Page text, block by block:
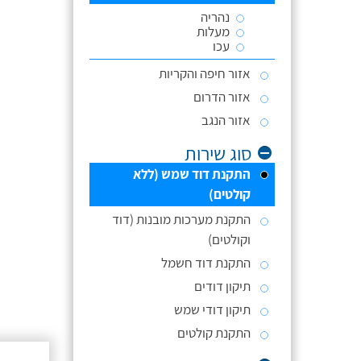
נהריה
מעלות
עכו
אזור חיפה והקריות
אזור הדרום
אזור הנגב
סוג שירות
התקנת דוד שמש (ללא
קולטים)
התקנת מערכות מובנות (דוד
וקולטים)
התקנת דוד חשמל
תיקון דודים
תיקון דודי שמש
התקנת קולטים